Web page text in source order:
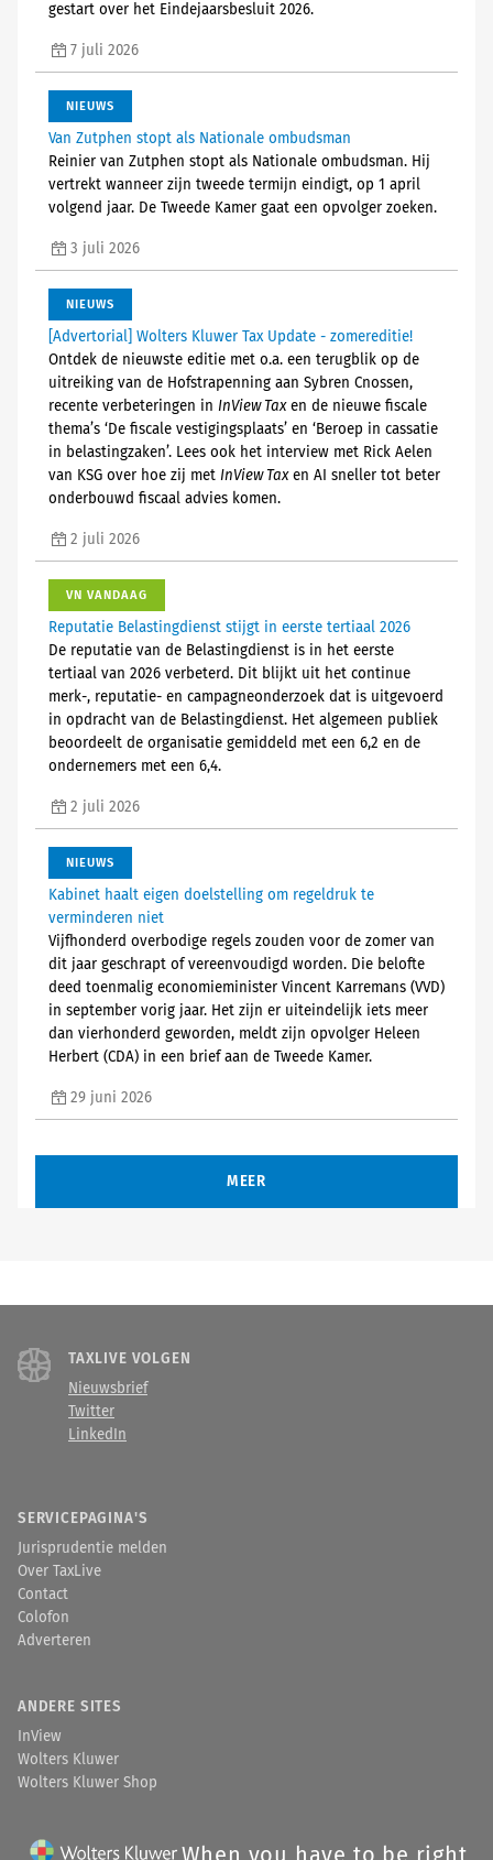
gestart over het Eindejaarsbesluit 2026.
7 juli 2026
NIEUWS
Van Zutphen stopt als Nationale ombudsman
Reinier van Zutphen stopt als Nationale ombudsman. Hij
vertrekt wanneer zijn tweede termijn eindigt, op 1 april
volgend jaar. De Tweede Kamer gaat een opvolger zoeken.
3 juli 2026
NIEUWS
[Advertorial] Wolters Kluwer Tax Update - zomereditie!
Ontdek de nieuwste editie met o.a. een terugblik op de
uitreiking van de Hofstrapenning aan Sybren Cnossen,
recente verbeteringen in InView Taxen de nieuwe fiscale
thema’s ‘De fiscale vestigingsplaats’ en ‘Beroep in cassatie
in belastingzaken’. Lees ook het interview met Rick Aelen
van KSG over hoe zij met InView Taxen AI sneller tot beter
onderbouwd fiscaal advies komen.
2 juli 2026
VN VANDAAG
Reputatie Belastingdienst stijgt in eerste tertiaal 2026
De reputatie van de Belastingdienst is in het eerste
tertiaal van 2026 verbeterd. Dit blijkt uit het continue
merk-, reputatie- en campagneonderzoek dat is uitgevoerd
in opdracht van de Belastingdienst. Het algemeen publiek
beoordeelt de organisatie gemiddeld met een 6,2 en de
ondernemers met een 6,4.
2 juli 2026
NIEUWS
Kabinet haalt eigen doelstelling om regeldruk te
verminderen niet
Vijfhonderd overbodige regels zouden voor de zomer van
dit jaar geschrapt of vereenvoudigd worden. Die belofte
deed toenmalig economieminister Vincent Karremans (VVD)
in september vorig jaar. Het zijn er uiteindelijk iets meer
dan vierhonderd geworden, meldt zijn opvolger Heleen
Herbert (CDA) in een brief aan de Tweede Kamer.
29 juni 2026
MEER
TAXLIVE VOLGEN
Nieuwsbrief
Twitter
LinkedIn
SERVICEPAGINA'S
Jurisprudentie melden
Over TaxLive
Contact
Colofon
Adverteren
ANDERE SITES
InView
Wolters Kluwer
Wolters Kluwer Shop
When you have to be right